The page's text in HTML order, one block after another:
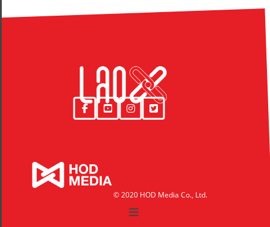
© 2020 HOD Media Co., Ltd.